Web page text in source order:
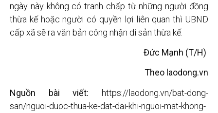
ngày này không có tranh chấp từ những người đồng
thừa kế hoặc người có quyền lợi liên quan thì UBND
cấp xã sẽ ra văn bản công nhận di sản thừa kế.
Đức Mạnh (T/H)
Theo laodong.vn
Nguồn bài viết: https://laodong.vn/bat-dong-
san/nguoi-duoc-thua-ke-dat-dai-khi-nguoi-mat-khong-